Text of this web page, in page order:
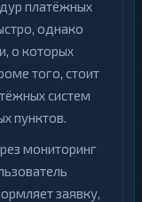
платёжных
однако
о которых
того, стоит
систем
пунктов.
мониторинг
заявку,